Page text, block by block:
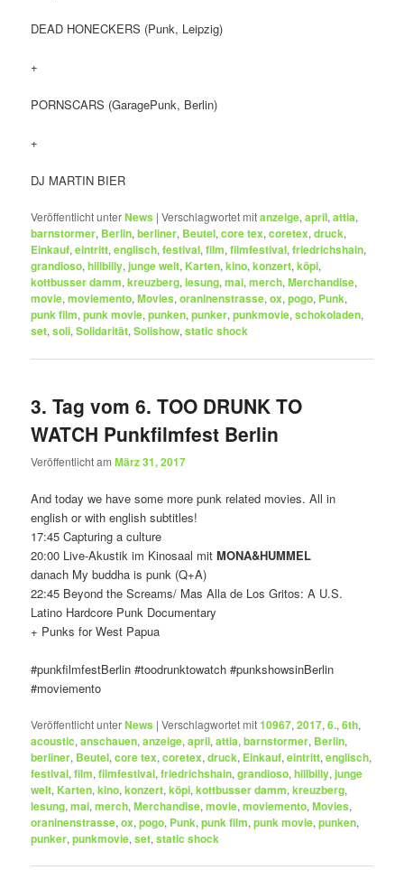
DEAD HONECKERS (Punk, Leipzig)
+
PORNSCARS (GaragePunk, Berlin)
+
DJ MARTIN BIER
Veröffentlicht unterNews |Verschlagwortet mitanzeige,april,attia,
barnstormer, Berlin,berliner, Beutel,core tex,coretex,druck,
Einkauf,eintritt,englisch,festival,film,filmfestival,friedrichshain,
grandioso,hillbilly,junge welt, Karten,kino,konzert,köpi,
kottbusser damm,kreuzberg,lesung,mai,merch,Merchandise,
movie,moviemento,Movies,oraninenstrasse,ox,pogo, Punk,
punk film,punk movie,punken,punker,punkmovie,schokoladen,
set,soli,Solidarität,Solishow,static shock
3. Tag vom 6. TOO DRUNK TO
WATCH Punkfilmfest Berlin
Veröffentlicht amMärz 31, 2017
And today we have some more punk related movies. All in
english or with english subtitles!
17:45 Capturing a culture
20:00 Live-Akustik im Kinosaal mitMONA&HUMMEL
danach My buddha is punk (Q+A)
22:45 Beyond the Screams/ Mas Alla de Los Gritos: A U.S.
Latino Hardcore Punk Documentary
+ Punks for West Papua
#punkfilmfestBerlin #toodrunktowatch #punkshowsinBerlin
#moviemento
Veröffentlicht unterNews |Verschlagwortet mit10967,2017,6.,6th,
acoustic,anschauen,anzeige,april,attia,barnstormer, Berlin,
berliner, Beutel,core tex,coretex,druck, Einkauf,eintritt,englisch,
festival,film,filmfestival,friedrichshain,grandioso,hillbilly,junge
welt, Karten,kino,konzert,köpi,kottbusser damm,kreuzberg,
lesung,mai,merch,Merchandise,movie,moviemento,Movies,
oraninenstrasse,ox,pogo, Punk,punk film,punk movie,punken,
punker,punkmovie,set,static shock